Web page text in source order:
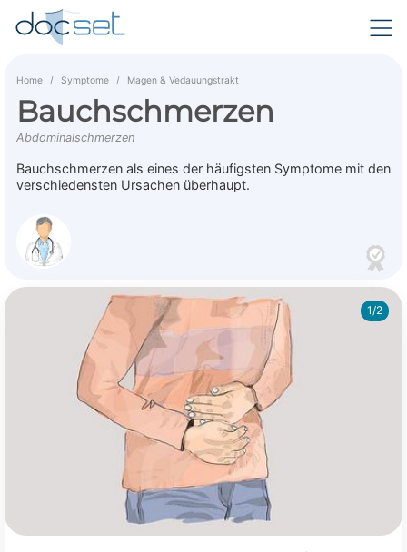
Home Symptome Magen & Vedauungstrakt
Bauchschmerzen
Abdominalschmerzen
Bauchschmerzen als eines der häufigsten Symptome mit den
verschiedensten Ursachen überhaupt.
1/2